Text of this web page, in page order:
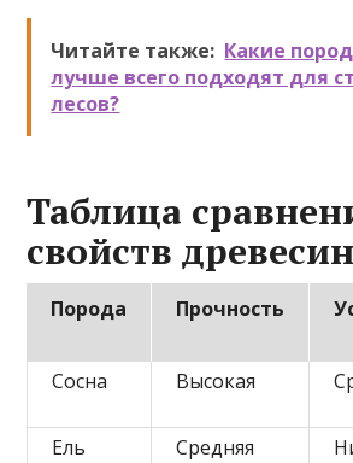
Читайте также: Какие
лучше всего подходят для
лесов?
Таблица
свойств
Порода Прочность
Сосна Высокая
Ель Средняя